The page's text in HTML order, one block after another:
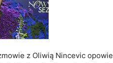
z Oliwią Nincevic